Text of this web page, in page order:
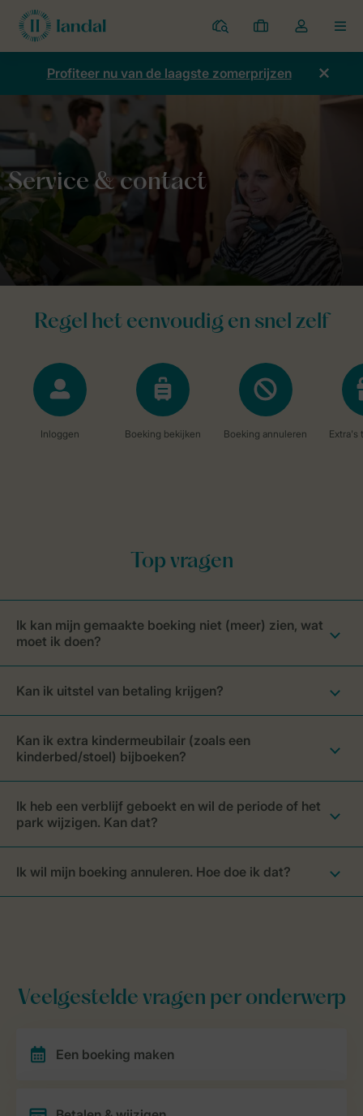
Parken
Mijn
boekingen
Open
de
dropdown
Profiteer nu van de laagste zomerprijzen
Ik kan mijn gemaakte boeking niet (meer) zien, wat
moet ik doen?
Kan ik uitstel van betaling krijgen?
Kan ik extra kindermeubilair (zoals een
kinderbed/stoel) bijboeken?
Ik heb een verblijf geboekt en wil de periode of het
park wijzigen. Kan dat?
Ik wil mijn boeking annuleren. Hoe doe ik dat?